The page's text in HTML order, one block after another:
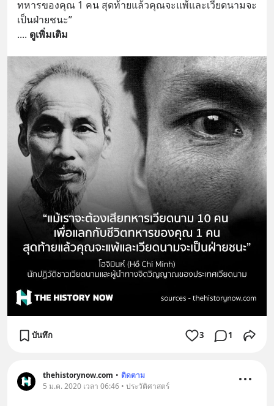
ทหารของคุณ 1 คน สุดท้ายแล้วคุณจะแพ้และเวียดนามจะ
เป็นฝ่ายชนะ”
.... ดูเพิ่มเติม
บันทึก 3 1
thehistorynow.com • ติดตาม
5 ม.ค. 2020 เวลา 06:46 • ประวัติศาสตร์